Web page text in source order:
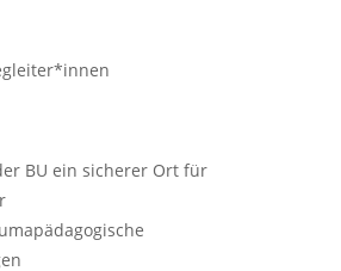
BU ein sicherer Ort für